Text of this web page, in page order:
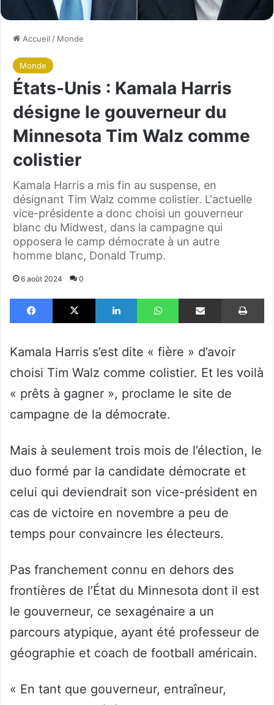
Accueil / Monde
Monde
États-Unis : Kamala Harris
désigne le gouverneur du
Minnesota Tim Walz comme
colistier
Kamala Harris a mis fin au suspense, en
désignant Tim Walz comme colistier. L'actuelle
vice-présidente a donc choisi un gouverneur
blanc du Midwest, dans la campagne qui
opposera le camp démocrate à un autre
homme blanc, Donald Trump.
6 août 2024 0
Facebook X Linkedin WhatsApp Partager par email
Kamala Harris s’est dite « fière » d’avoir
choisi Tim Walz comme colistier. Et les voilà
« prêts à gagner », proclame le site de
campagne de la démocrate.
Mais à seulement trois mois de l’élection, le
duo formé par la candidate démocrate et
celui qui deviendrait son vice-président en
cas de victoire en novembre a peu de
temps pour convaincre les électeurs.
Pas franchement connu en dehors des
frontières de l’État du Minnesota dont il est
le gouverneur, ce sexagénaire a un
parcours atypique, ayant été professeur de
géographie et coach de football américain.
« En tant que gouverneur, entraîneur,